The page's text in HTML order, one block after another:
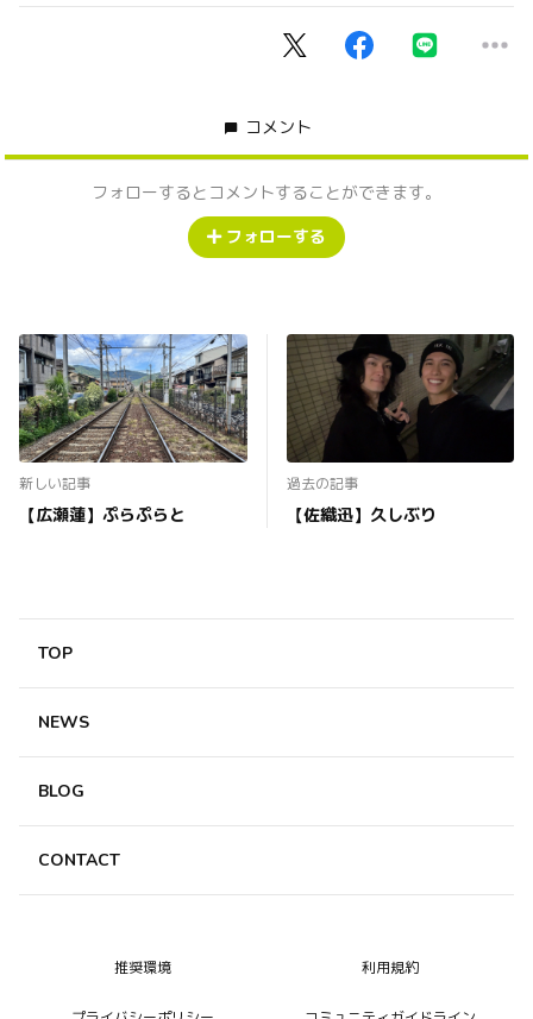
コメント
フォローするとコメントすることができます。
フォローする
新しい記事
【広瀬蓮】ぷらぷらと
過去の記事
【佐織迅】久しぶり
TOP
NEWS
BLOG
CONTACT
推奨環境 利用規約